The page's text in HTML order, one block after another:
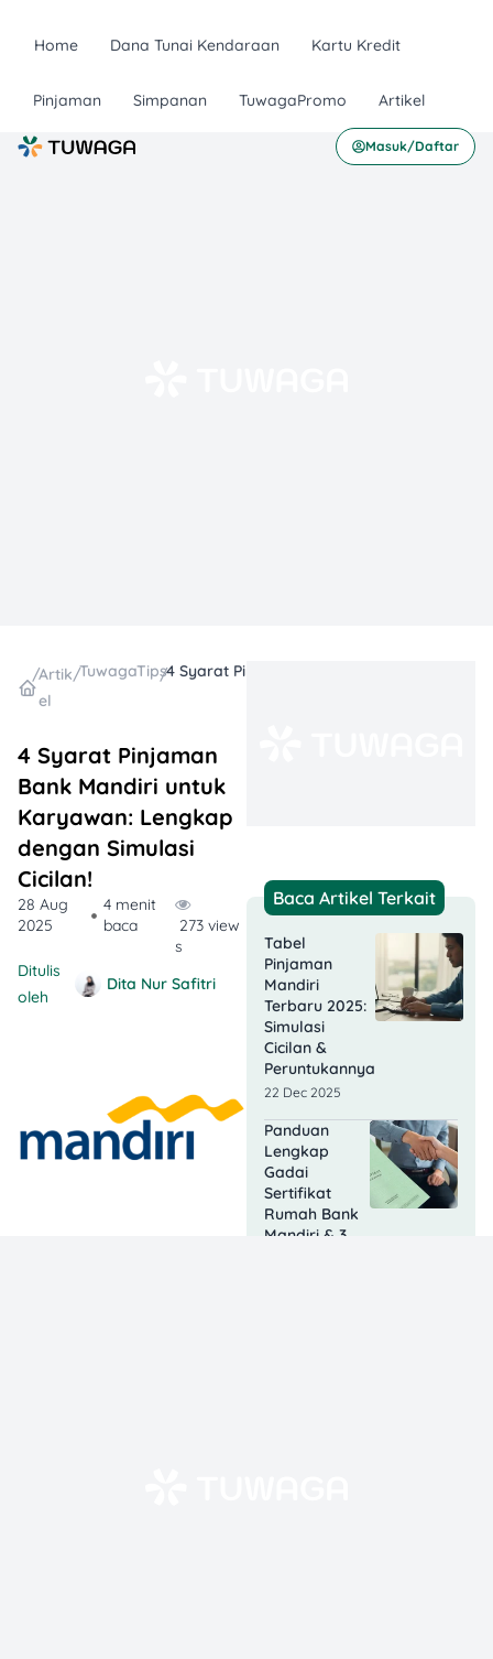
Home Dana Tunai Kendaraan Kartu Kredit
Pinjaman Simpanan TuwagaPromo Artikel
Masuk/Daftar
/Artik
el
/TuwagaTips
/
4 Syarat Pinjaman
Bank Mandiri untuk
Karyawan: Lengkap
dengan Simulasi
Cicilan!
28 Aug
2025
4 menit
baca
273 view
s
Ditulis
oleh
Dita Nur Safitri
Baca Artikel Terkait
Tabel
Pinjaman
Mandiri
Terbaru 2025:
Simulasi
Cicilan &
Peruntukannya
22 Dec 2025
Panduan
Lengkap
Gadai
Sertifikat
Rumah Bank
Mandiri & 3